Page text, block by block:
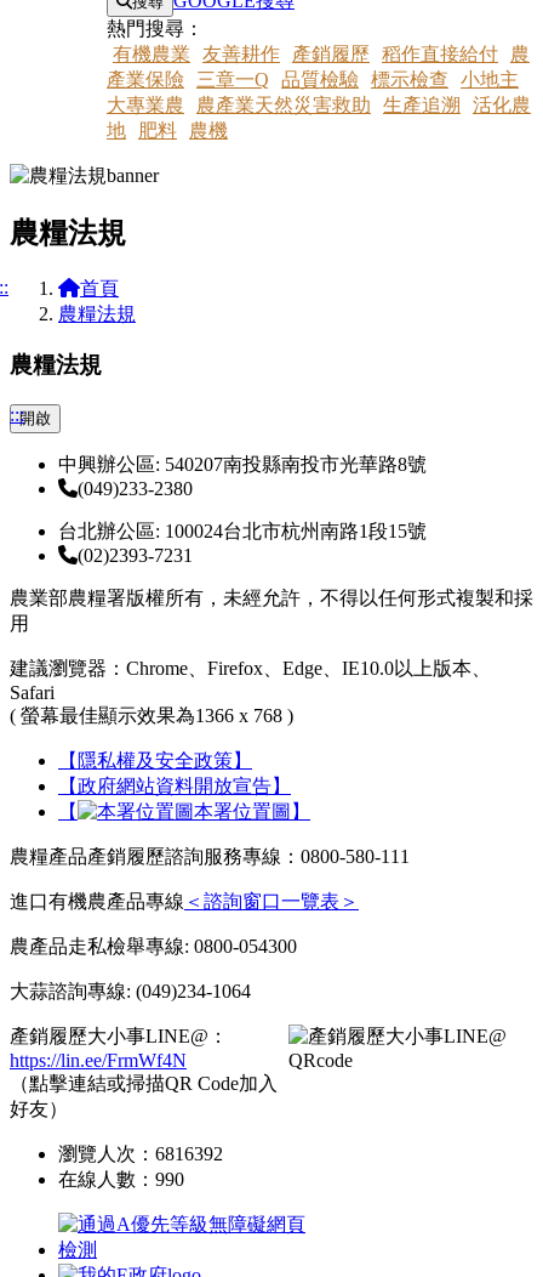
熱門搜尋：
有機農業
友善耕作 產銷履歷 稻作直接給付
農
產業保險
三章一Q 品質檢驗 標示檢查
小地主
大專業農
農產業天然災害救助 生產追溯
活化農
地
肥料 農機
農糧法規
首頁
農糧法規
農糧法規
:::開啟
中興辦公區: 540207南投縣南投市光華路8號
(049)233-2380
台北辦公區: 100024台北市杭州南路1段15號
(02)2393-7231
農業部農糧署版權所有，未經允許，不得以任何形式複製和採
用
建議瀏覽器：Chrome、Firefox、Edge、IE10.0以上版本、
Safari
( 螢幕最佳顯示效果為1366 x 768 )
【隱私權及安全政策】
【政府網站資料開放宣告】
【
本署位置圖】
農糧產品產銷履歷諮詢服務專線：0800-580-111
進口有機農產品專線 ＜諮詢窗口一覽表＞
農產品走私檢舉專線: 0800-054300
大蒜諮詢專線: (049)234-1064
產銷履歷大小事LINE@：
https://lin.ee/FrmWf4N
（點擊連結或掃描QR Code加入
好友）
瀏覽人次： 6816392
在線人數： 990